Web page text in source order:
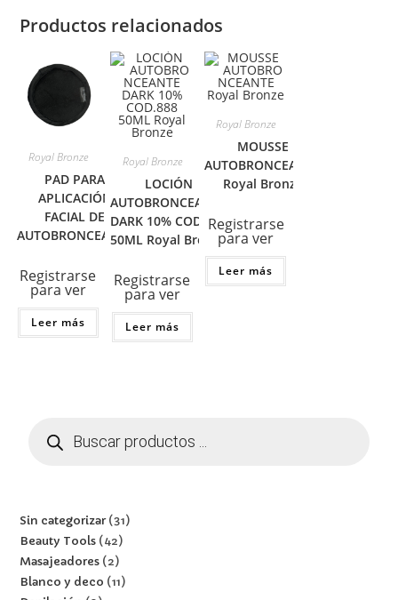
Productos relacionados
Royal Bronze
PAD PARA
APLICACIÓN
FACIAL DE
AUTOBRONCEANTE
Registrarse
para ver
Leer más
Royal Bronze
LOCIÓN
AUTOBRONCEANTE
DARK 10% COD.888
50ML Royal Bronze
Registrarse
para ver
Leer más
Royal Bronze
MOUSSE
AUTOBRONCEANTE
Royal Bronze
Registrarse
para ver
Leer más
Sin categorizar 31
Beauty Tools 42
Masajeadores 2
Blanco y deco
11